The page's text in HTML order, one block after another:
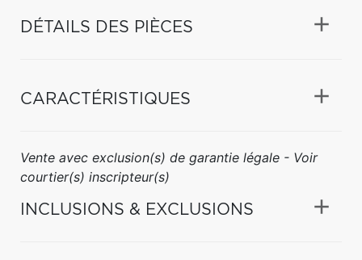
DÉTAILS DES PIÈCES
CARACTÉRISTIQUES
Vente avec exclusion(s) de garantie légale - Voir
courtier(s) inscripteur(s)
INCLUSIONS & EXCLUSIONS